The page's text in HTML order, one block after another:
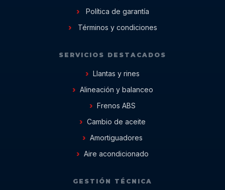
Política de garantía
Términos y condiciones
SERVICIOS DESTACADOS
Llantas y rines
Alineación y balanceo
Frenos ABS
Cambio de aceite
Amortiguadores
Aire acondicionado
GESTIÓN TÉCNICA